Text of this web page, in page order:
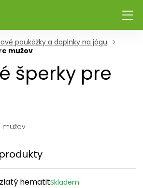
poukážky a doplnky na jógu
mužov
šperky pre
mužov
hematitSkladem